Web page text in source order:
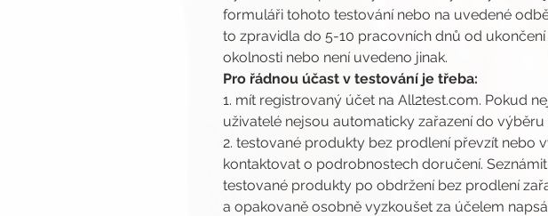
formuláři tohoto testování nebo na uvedené
to zpravidla do 5-10 pracovních dnů od
okolnosti nebo není uvedeno jinak.
Pro řádnou účast v testování je třeba:
1. mít registrovaný účet na All2test.com. Pokud
uživatelé nejsou automaticky zařazení do výběru
2. testované produkty bez prodlení převzít
kontaktovat o podrobnostech doručení.
testované produkty po obdržení bez prodlení
a opakovaně osobně vyzkoušet za účelem